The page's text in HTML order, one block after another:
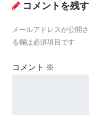
コメントを残す
メールアドレスが公開
る欄は必須項目です
コメント ※